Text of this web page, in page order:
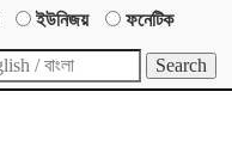
ইউনিজয় ফনেটিক